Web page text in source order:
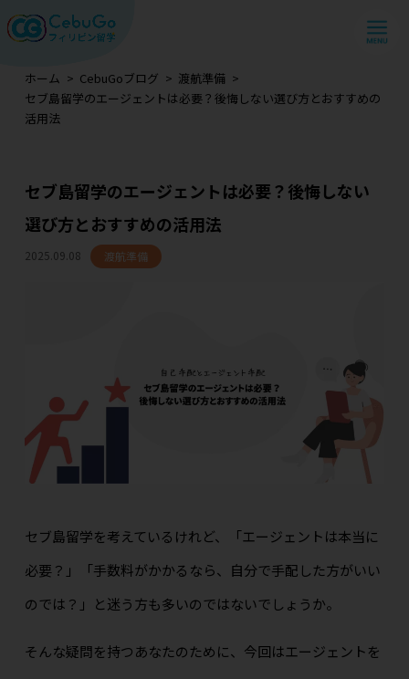
ホーム CebuGoブログ
渡航準備
セブ島留学のエージェントは必要？後悔しない選び方とおすすめの
活用法
セブ島留学のエージェントは必要？後悔しない
選び方とおすすめの活用法
2025.09.08 渡航準備
セブ島留学を考えているけれど、「エージェントは本当に
必要？」「手数料がかかるなら、自分で手配した方がいい
のでは？」と迷う方も多いのではないでしょうか。
そんな疑問を持つあなたのために、今回はエージェントを